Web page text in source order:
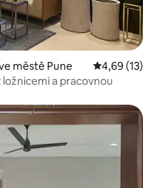
městě Pune Průměrné
4,69 (13)
a pracovnou